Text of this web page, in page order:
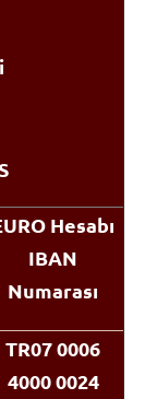
Hesabı
IBAN
Numarası
TR07 0006
4000 0024